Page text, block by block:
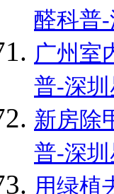
醛科普
广州室
普-深
新房除
普-深
用绿植